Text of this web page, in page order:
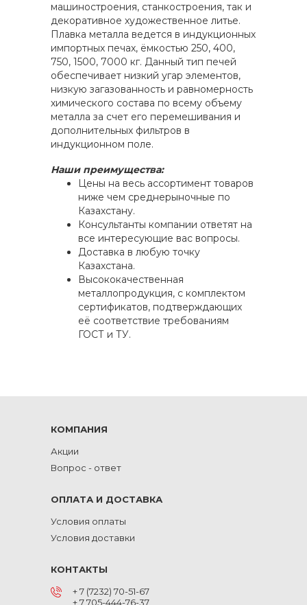
машиностроения, станкостроения, так и
декоративное художественное литье.
Плавка металла ведется в индукционных
импортных печах, ёмкостью 250, 400,
750, 1500, 7000 кг. Данный тип печей
обеспечивает низкий угар элементов,
низкую загазованность и равномерность
химического состава по всему объему
металла за счет его перемешивания и
дополнительных фильтров в
индукционном поле.
Наши преимущества:
Цены на весь ассортимент товаров
ниже чем среднерыночные по
Казахстану.
Консультанты компании ответят на
все интересующие вас вопросы.
Доставка в любую точку
Казахстана.
Высококачественная
металлопродукция, с комплектом
сертификатов, подтверждающих
её соответствие требованиям
ГОСТ и ТУ.
КОМПАНИЯ
Акции
Вопрос - ответ
ОПЛАТА И ДОСТАВКА
Условия оплаты
Условия доставки
КОНТАКТЫ
+ 7 (7232) 70-51-67
+ 7 705-444-76-37